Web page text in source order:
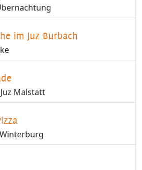
im Juz Burbach
Malstatt